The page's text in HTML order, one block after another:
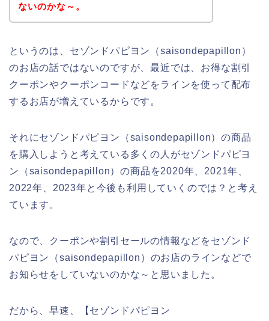
ないのかな～。
というのは、セゾンドパピヨン（saisondepapillon）
のお店の話ではないのですが、最近では、お得な割引
クーポンやクーポンコードなどをラインを使って配布
するお店が増えているからです。
それにセゾンドパピヨン（saisondepapillon）の商品
を購入しようと考えている多くの人がセゾンドパピヨ
ン（saisondepapillon）の商品を2020年、2021年、
2022年、2023年と今後も利用していくのでは？と考え
ています。
なので、クーポンや割引セールの情報などをセゾンド
パピヨン（saisondepapillon）のお店のラインなどで
お知らせをしていないのかな～と思いました。
だから、早速、【セゾンドパピヨン